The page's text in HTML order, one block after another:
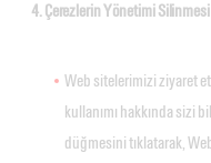
4. Çerezlerin Yönetimi Silinmesi
Web sitelerimizi ziyaret
kullanımı hakkında sizi
düğmesini tıklatarak,